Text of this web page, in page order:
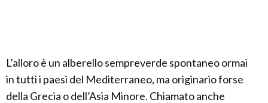
L’alloro è un alberello sempreverde spontaneo ormai
in tutti i paesi del Mediterraneo, ma originario forse
della Grecia o dell’Asia Minore. Chiamato anche